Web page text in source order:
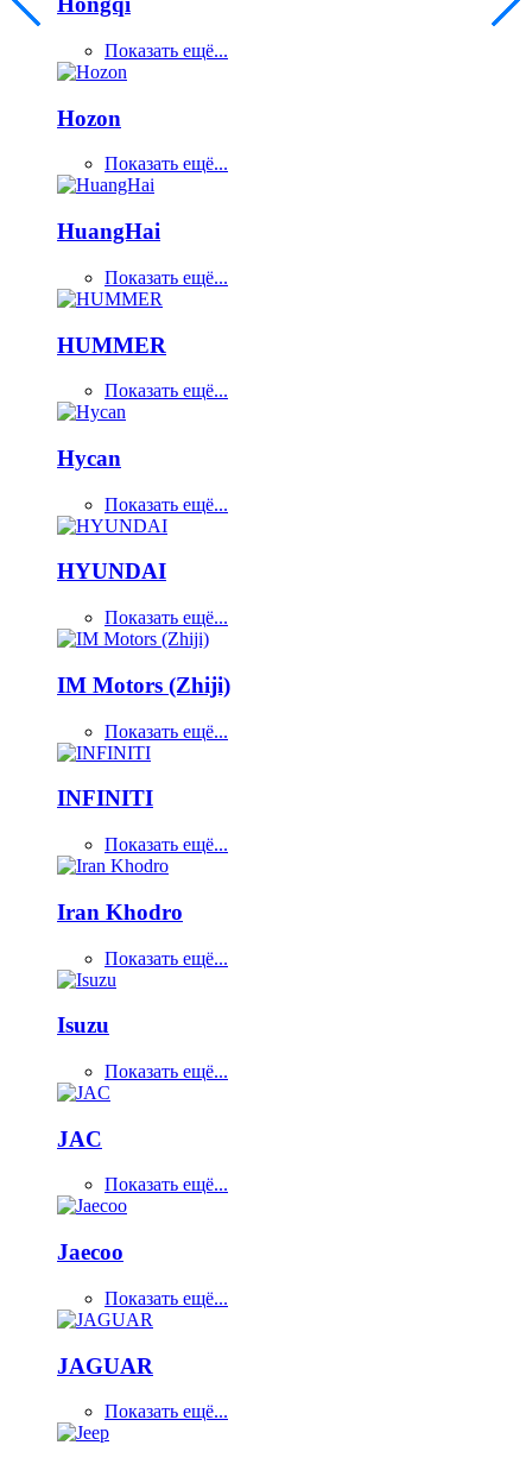
Показать ещё...
Hozon
Показать ещё...
HuangHai
Показать ещё...
HUMMER
Показать ещё...
Hycan
Показать ещё...
HYUNDAI
Показать ещё...
IM Motors (Zhiji)
Показать ещё...
INFINITI
Показать ещё...
Iran Khodro
Показать ещё...
Isuzu
Показать ещё...
JAC
Показать ещё...
Jaecoo
Показать ещё...
JAGUAR
Показать ещё...